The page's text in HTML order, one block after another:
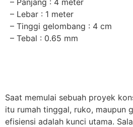
– Lebar : 1 meter
– Tinggi gelombang : 4 cm
– Tebal : 0.65 mm
Saat memulai sebuah proyek
itu rumah tinggal, ruko, maupun
efisiensi adalah kunci utama.